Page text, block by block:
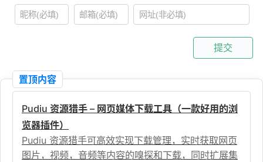
提交
置顶内容
Pudiu 资源猎手 – 网页媒体下载工具（一款好用的浏
览器插件）
Pudiu 资源猎手可高效实现下载管理，实时获取网页
图片，视频，音频等内容的嗅探和下载，同时扩展集